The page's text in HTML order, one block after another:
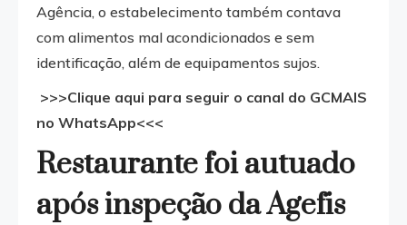
Agência, o estabelecimento também contava
com alimentos mal acondicionados e sem
identificação, além de equipamentos sujos.
>>>Clique aqui para seguir o canal do GCMAIS
no WhatsApp<<<
Restaurante foi autuado
após inspeção da Agefis